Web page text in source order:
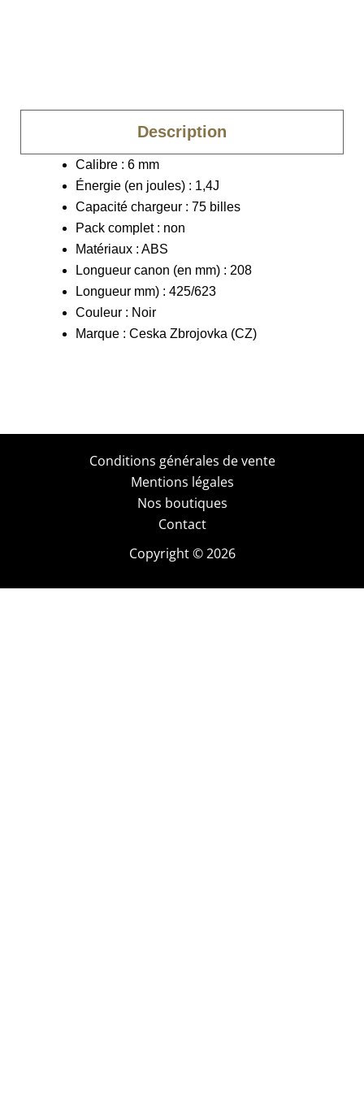
Description
Calibre : 6 mm
Énergie (en joules) : 1,4J
Capacité chargeur : 75 billes
Pack complet : non
Matériaux : ABS
Longueur canon (en mm) : 208
Longueur mm) : 425/623
Couleur : Noir
Marque : Ceska Zbrojovka (CZ)
Conditions générales de vente
Mentions légales
Nos boutiques
Contact
Copyright © 2026